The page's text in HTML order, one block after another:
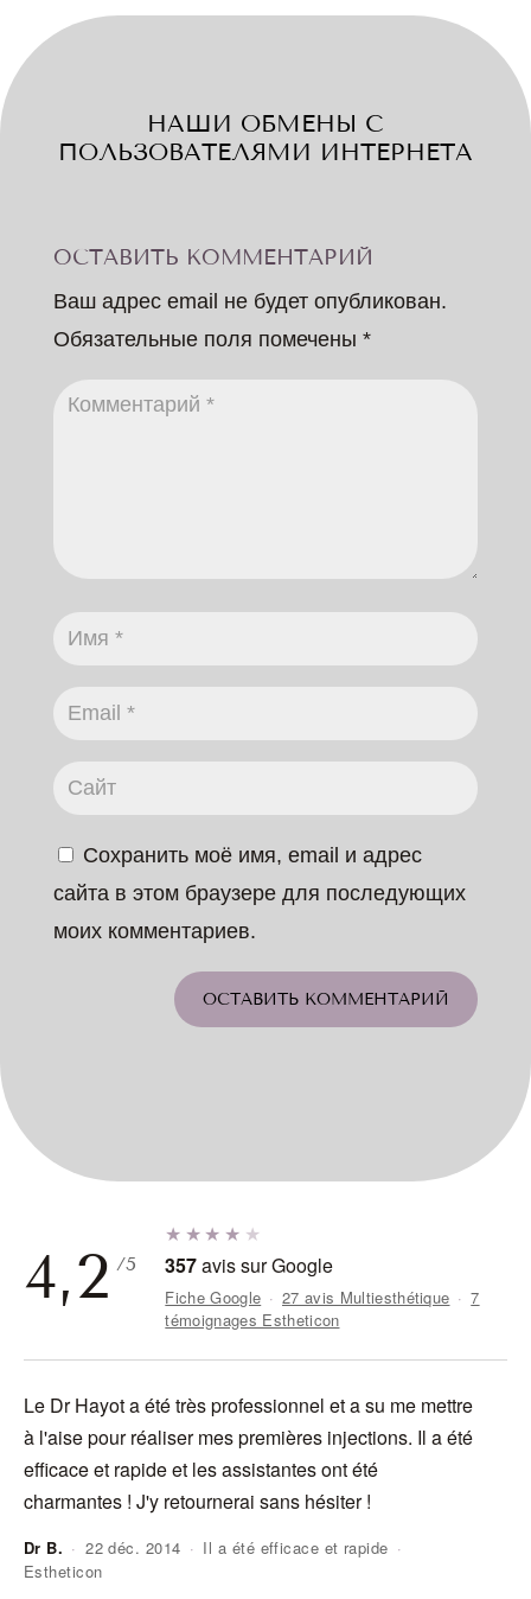
НАШИ ОБМЕНЫ С
ПОЛЬЗОВАТЕЛЯМИ ИНТЕРНЕТА
ОСТАВИТЬ КОММЕНТАРИЙ
Ваш адрес email не будет опубликован.
Обязательные поля помечены *
Сохранить моё имя, email и адрес
сайта в этом браузере для последующих
моих комментариев.
ОСТАВИТЬ КОММЕНТАРИЙ
4,2 /5
★★★★ ★
357avis sur Google
Fiche Google · 27 avis Multiesthétique · 7
témoignages Estheticon
Le Dr Hayot a été très professionnel et a su me mettre
à l'aise pour réaliser mes premières injections. Il a été
efficace et rapide et les assistantes ont été
charmantes ! J'y retournerai sans hésiter !
Dr B. · 22 déc. 2014 · Il a été efficace et rapide ·
Estheticon